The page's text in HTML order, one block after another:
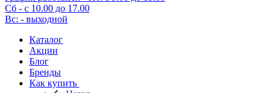
Сб - с 10.00 до 17.00
Вс: - выходной
Каталог
Акции
Блог
Бренды
Как купить